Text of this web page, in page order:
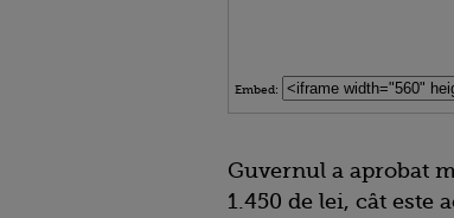
Embed:
Guvernul a aprobat
1.450 de lei, cât este